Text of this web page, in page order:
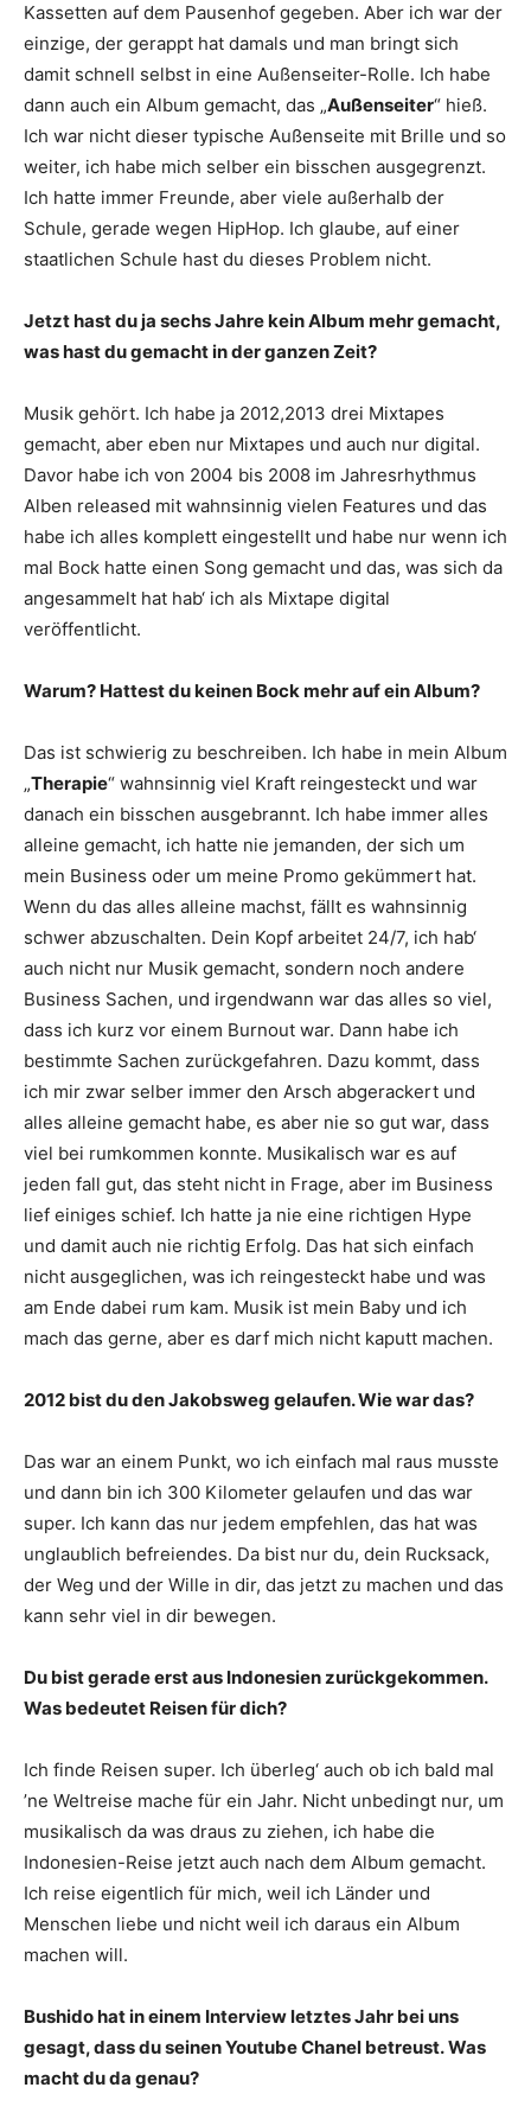
Kassetten auf dem Pausenhof gegeben. Aber ich war der
einzige, der gerappt hat damals und man bringt sich
damit schnell selbst in eine Außenseiter-Rolle. Ich habe
dann auch ein Album gemacht, das „Außenseiter“ hieß.
Ich war nicht dieser typische Außenseite mit Brille und so
weiter, ich habe mich selber ein bisschen ausgegrenzt.
Ich hatte immer Freunde, aber viele außerhalb der
Schule, gerade wegen HipHop. Ich glaube, auf einer
staatlichen Schule hast du dieses Problem nicht.
Jetzt hast du ja sechs Jahre kein Album mehr gemacht,
was hast du gemacht in der ganzen Zeit?
Musik gehört. Ich habe ja 2012,2013 drei Mixtapes
gemacht, aber eben nur Mixtapes und auch nur digital.
Davor habe ich von 2004 bis 2008 im Jahresrhythmus
Alben released mit wahnsinnig vielen Features und das
habe ich alles komplett eingestellt und habe nur wenn ich
mal Bock hatte einen Song gemacht und das, was sich da
angesammelt hat hab‘ ich als Mixtape digital
veröffentlicht.
Warum? Hattest du keinen Bock mehr auf ein Album?
Das ist schwierig zu beschreiben. Ich habe in mein Album
„Therapie“ wahnsinnig viel Kraft reingesteckt und war
danach ein bisschen ausgebrannt. Ich habe immer alles
alleine gemacht, ich hatte nie jemanden, der sich um
mein Business oder um meine Promo gekümmert hat.
Wenn du das alles alleine machst, fällt es wahnsinnig
schwer abzuschalten. Dein Kopf arbeitet 24/7, ich hab‘
auch nicht nur Musik gemacht, sondern noch andere
Business Sachen, und irgendwann war das alles so viel,
dass ich kurz vor einem Burnout war. Dann habe ich
bestimmte Sachen zurückgefahren. Dazu kommt, dass
ich mir zwar selber immer den Arsch abgerackert und
alles alleine gemacht habe, es aber nie so gut war, dass
viel bei rumkommen konnte. Musikalisch war es auf
jeden fall gut, das steht nicht in Frage, aber im Business
lief einiges schief. Ich hatte ja nie eine richtigen Hype
und damit auch nie richtig Erfolg. Das hat sich einfach
nicht ausgeglichen, was ich reingesteckt habe und was
am Ende dabei rum kam. Musik ist mein Baby und ich
mach das gerne, aber es darf mich nicht kaputt machen.
2012 bist du den Jakobsweg gelaufen. Wie war das?
Das war an einem Punkt, wo ich einfach mal raus musste
und dann bin ich 300 Kilometer gelaufen und das war
super. Ich kann das nur jedem empfehlen, das hat was
unglaublich befreiendes. Da bist nur du, dein Rucksack,
der Weg und der Wille in dir, das jetzt zu machen und das
kann sehr viel in dir bewegen.
Du bist gerade erst aus Indonesien zurückgekommen.
Was bedeutet Reisen für dich?
Ich finde Reisen super. Ich überleg‘ auch ob ich bald mal
’ne Weltreise mache für ein Jahr. Nicht unbedingt nur, um
musikalisch da was draus zu ziehen, ich habe die
Indonesien-Reise jetzt auch nach dem Album gemacht.
Ich reise eigentlich für mich, weil ich Länder und
Menschen liebe und nicht weil ich daraus ein Album
machen will.
Bushido hat in einem Interview letztes Jahr bei uns
gesagt, dass du seinen Youtube Chanel betreust. Was
macht du da genau?